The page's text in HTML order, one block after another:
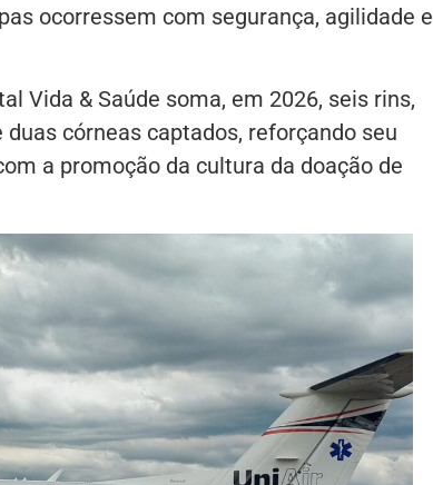
ocorressem com segurança, agilidade e
Vida & Saúde soma, em 2026, seis rins,
córneas captados, reforçando seu
a promoção da cultura da doação de